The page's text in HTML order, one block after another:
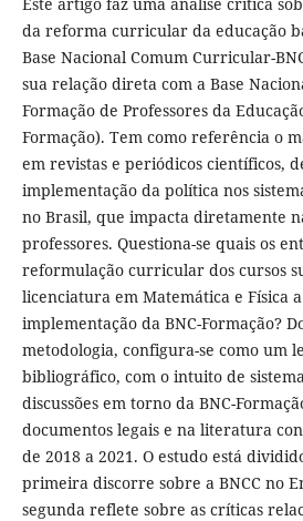
da reforma curricular da educação
Base Nacional Comum Curricular-
sua relação direta com a Base
Formação de Professores da
Formação). Tem como referência o
em revistas e periódicos científicos,
implementação da política nos
no Brasil, que impacta diretamente
professores. Questiona-se quais os
reformulação curricular dos cursos
licenciatura em Matemática e Física
implementação da BNC-Formação?
metodologia, configura-se como um
bibliográfico, com o intuito de
discussões em torno da BNC-
documentos legais e na literatura
de 2018 a 2021. O estudo está
primeira discorre sobre a BNCC no
segunda reflete sobre as críticas